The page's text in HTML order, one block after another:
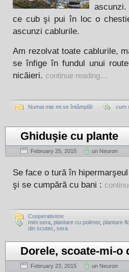
ce cub şi pui în loc o
ascunzi cablurile.
Am rezolvat toate cablurile,
se înfige în fundul unui
nicăieri. continue reading…
Numai mie mi se întâmplă! cum
Ghiduşie cu plante
February 25, 2015 un Neuron
Se face o tură în
şi se cumpără cu bani :
Cooperativiste
mini sera plantare cu polimer, plantare
din scutec sera
Dorele, scoate-mi-o
February 23, 2015 un Neuron